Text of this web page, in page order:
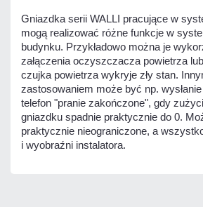
Gniazdka serii WALLI pracujące w
mogą realizować różne funkcje w
budynku. Przykładowo można je
załączenia oczyszczacza powietrza
czujka powietrza wykryje zły stan.
zastosowaniem może być np.
telefon "pranie zakończone", gdy
gniazdku spadnie praktycznie do 0.
praktycznie nieograniczone, a
i wyobraźni instalatora.